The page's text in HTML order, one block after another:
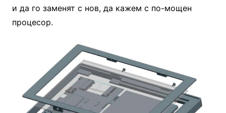
и да го заменят с нов, да кажем с по-мощен
процесор.